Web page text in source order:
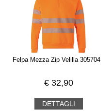
Felpa Mezza Zip Velilla 305704
€ 32,90
DETTAGLI